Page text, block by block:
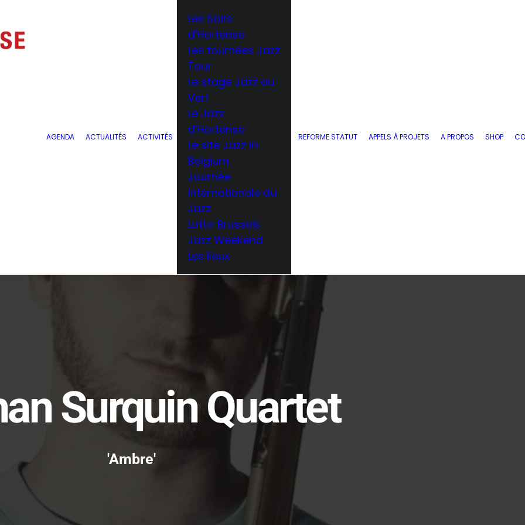
AGENDA ACTUALITÉS ACTIVITÉS
Les Soirs
d’Hortense
Les tournées Jazz
Tour
Le stage Jazz au
Vert
Le Jazz
d’Hortense
Le site Jazz in
Belgium
Journée
Internationale du
Jazz
Lotto Brussels
Jazz Weekend
Les lieux
REFORME STATUT APPELS À PROJETS A PROPOS SHOP
Surquin Quartet
'Ambre'